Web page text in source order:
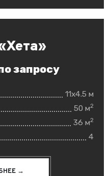
запросу
11x4.5 м
50 м2
36 м2
4
→